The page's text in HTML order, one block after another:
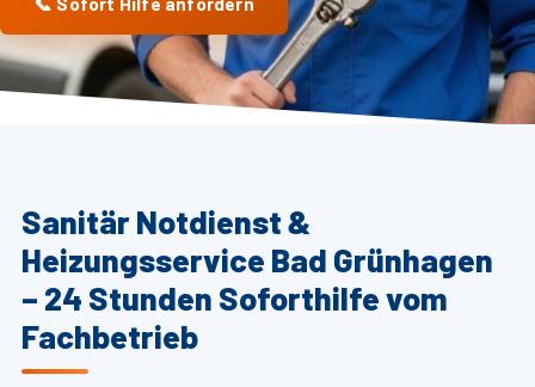
Sanitär Notdienst &
Heizungsservice Bad Grünhagen
– 24 Stunden Soforthilfe vom
Fachbetrieb